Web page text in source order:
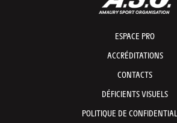
ESPACE PRO
ACCRÉDITATIONS
CONTACTS
DÉFICIENTS VISUELS
POLITIQUE DE